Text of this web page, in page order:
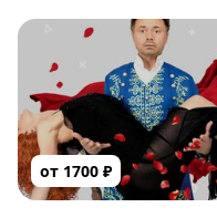
от 1700 ₽